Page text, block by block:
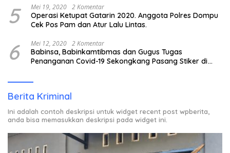
5 Mei 19, 2020 2 Komentar
Operasi Ketupat Gatarin 2020. Anggota Polres Dompu
Cek Pos Pam dan Atur Lalu Lintas.
6 Mei 12, 2020 2 Komentar
Babinsa, Babinkamtibmas dan Gugus Tugas
Penanganan Covid-19 Sekongkang Pasang Stiker di
Berita Kriminal
Ini adalah contoh deskripsi untuk widget recent post wpberita,
anda bisa memasukkan deskripsi pada widget ini.